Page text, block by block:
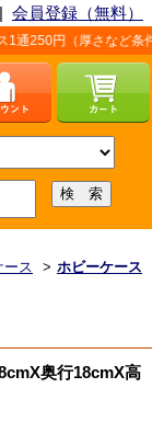
| 会員登録（無料）
さなど条件あり）。
ース > ホビーケース
奥行18cmX高